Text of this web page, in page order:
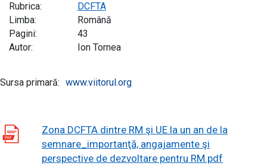
Rubrica:
DCFTA
Limba:
Română
Pagini:
43
Autor:
Ion Tornea
Sursa primară: www.viitorul.org
Zona DCFTA dintre RM şi UE la un an de la
semnare_importanţă, angajamente şi
perspective de dezvoltare pentru RM.pdf